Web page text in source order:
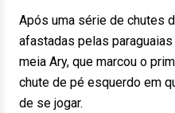
Após uma série de chutes
afastadas pelas paraguaias
meia Ary, que marcou o
chute de pé esquerdo em
de se jogar.